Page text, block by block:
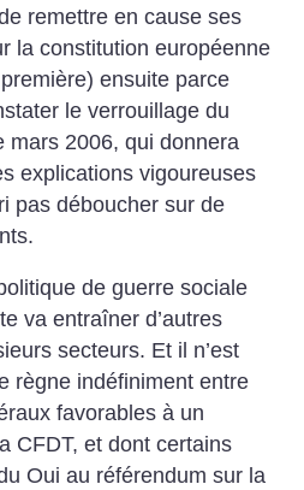
remettre en cause ses
la constitution européenne
ensuite parce
le verrouillage du
mars 2006, qui donnera
explications vigoureuses
pas déboucher sur de
de guerre sociale
va entraîner d’autres
secteurs. Et il n’est
règne indéfiniment entre
favorables à un
CFDT, et dont certains
Oui au référendum sur la